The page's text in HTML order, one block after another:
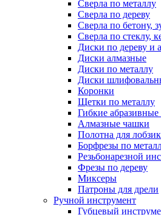
Сверла по металлу
Сверла по дереву
Сверла по бетону,
Сверла по стеклу,
Диски по дереву
Диски алмазные
Диски по металлу
Диски
Коронки
Щетки по металлу
Гибкие
Алмазные чашки
Полотна для
Борфрезы по
Резьбонарезной
Фрезы по дереву
Миксеры
Патроны для дрели
Ручной инструмент
Губцевый